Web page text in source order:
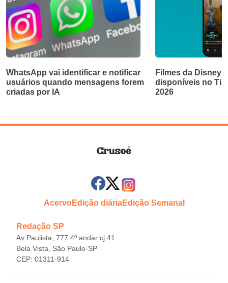
WhatsApp vai identificar e notificar
usuários quando mensagens forem
criadas por IA
Filmes da Disney
disponíveis no
2026
AcervoEdição diáriaEdição Semanal
Redação SP
Av Paulista, 777 4º andar cj 41
Bela Vista, São Paulo-SP
CEP: 01311-914